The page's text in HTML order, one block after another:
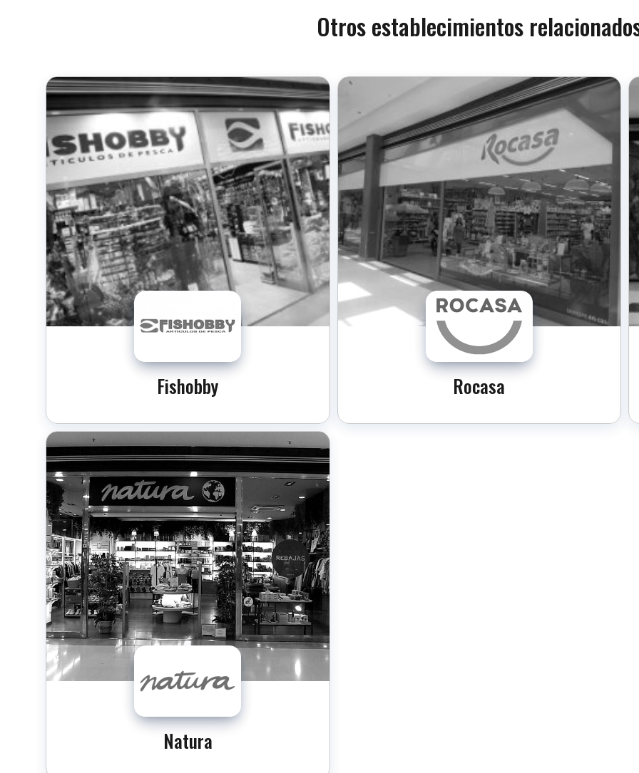
Otros establecimientos
Fishobby Rocasa
Natura